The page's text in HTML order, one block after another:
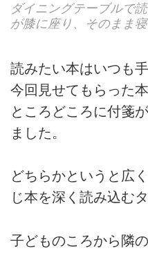
ダイニングテーブルで
が膝に座り、そのまま
読みたい本はいつも
今回見せてもらった
ところどころに付箋
ました。
どちらかというと広
じ本を深く読み込むタ
子どものころから隣